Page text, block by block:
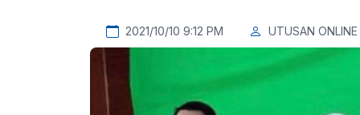
2021/10/10 9:12 PM UTUSAN ONLINE